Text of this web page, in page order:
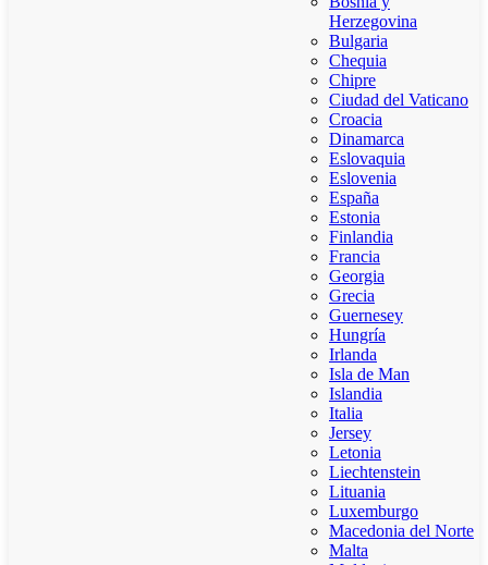
Herzegovina
Bulgaria
Chequia
Chipre
Ciudad del Vaticano
Croacia
Dinamarca
Eslovaquia
Eslovenia
España
Estonia
Finlandia
Francia
Georgia
Grecia
Guernesey
Hungría
Irlanda
Isla de Man
Islandia
Italia
Jersey
Letonia
Liechtenstein
Lituania
Luxemburgo
Macedonia del Norte
Malta